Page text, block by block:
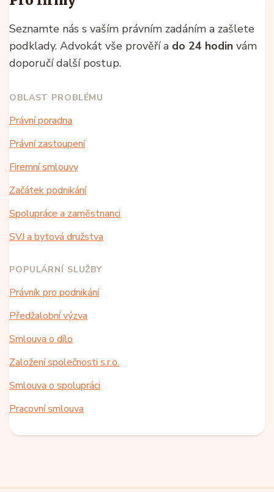
Seznamte nás s vaším právním zadáním a zašlete
podklady. Advokát vše prověří a do 24 hodin vám
doporučí další postup.
OBLAST PROBLÉMU
Právní poradna
Právní zastoupení
Firemní smlouvy
Začátek podnikání
Spolupráce a zaměstnanci
SVJ a bytová družstva
POPULÁRNÍ SLUŽBY
Právník pro podnikání
Předžalobní výzva
Smlouva o dílo
Založení společnosti s.r.o.
Smlouva o spolupráci
Pracovní smlouva